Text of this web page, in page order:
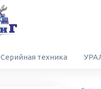
Серийная техника